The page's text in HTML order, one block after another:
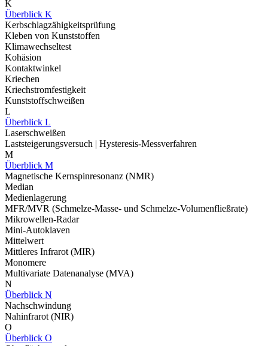
K
Überblick K
Kerbschlagzähigkeitsprüfung
Kleben von Kunststoffen
Klimawechseltest
Kohäsion
Kontaktwinkel
Kriechen
Kriechstromfestigkeit
Kunststoffschweißen
L
Überblick L
Laserschweißen
Laststeigerungsversuch | Hysteresis-Messverfahren
M
Überblick M
Magnetische Kernspinresonanz (NMR)
Median
Medienlagerung
MFR/MVR (Schmelze-Masse- und Schmelze-Volumenfließrate)
Mikrowellen-Radar
Mini-Autoklaven
Mittelwert
Mittleres Infrarot (MIR)
Monomere
Multivariate Datenanalyse (MVA)
N
Überblick N
Nachschwindung
Nahinfrarot (NIR)
O
Überblick O